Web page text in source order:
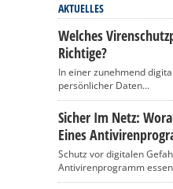
AKTUELLES
Welches
Richtige?
In einer zunehmend
persönlicher Daten...
Sicher Im Netz:
Eines
Schutz vor digitalen
Antivirenprogramm